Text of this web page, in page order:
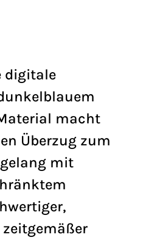
digitale
macht
Überzug zum
gelang mit